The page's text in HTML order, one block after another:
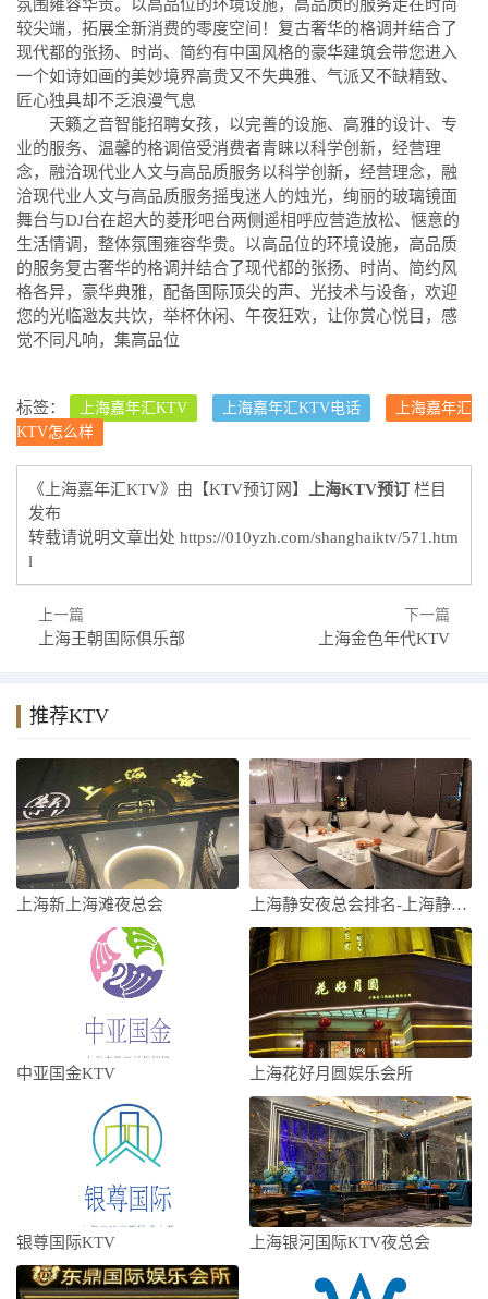
氛围雍容华贵。以高品位的环境设施，高品质的服务走在时尚
较尖端，拓展全新消费的零度空间！复古奢华的格调并结合了
现代都的张扬、时尚、简约有中国风格的豪华建筑会带您进入
一个如诗如画的美妙境界高贵又不失典雅、气派又不缺精致、
匠心独具却不乏浪漫气息
天籁之音智能招聘女孩，以完善的设施、高雅的设计、专
业的服务、温馨的格调倍受消费者青睐以科学创新，经营理
念，融洽现代业人文与高品质服务以科学创新，经营理念，融
洽现代业人文与高品质服务摇曳迷人的烛光，绚丽的玻璃镜面
舞台与DJ台在超大的菱形吧台两侧遥相呼应营造放松、惬意的
生活情调，整体氛围雍容华贵。以高品位的环境设施，高品质
的服务复古奢华的格调并结合了现代都的张扬、时尚、简约风
格各异，豪华典雅，配备国际顶尖的声、光技术与设备，欢迎
您的光临邀友共饮，举杯休闲、午夜狂欢，让你赏心悦目，感
觉不同凡响，集高品位
标签： 上海嘉年汇KTV 上海嘉年汇KTV电话
上海嘉年汇
KTV怎么样
《上海嘉年汇KTV》由【KTV预订网】 上海KTV预订 栏目
发布
转载请说明文章出处 https://010yzh.com/shanghaiktv/571.htm
l
上一篇
上海王朝国际俱乐部
下一篇
上海金色年代KTV
推荐KTV
上海新上海滩夜总会 上海静安夜总会排名-上海静安十大夜总会排
中亚国金KTV 上海花好月圆娱乐会所
银尊国际KTV 上海银河国际KTV夜总会